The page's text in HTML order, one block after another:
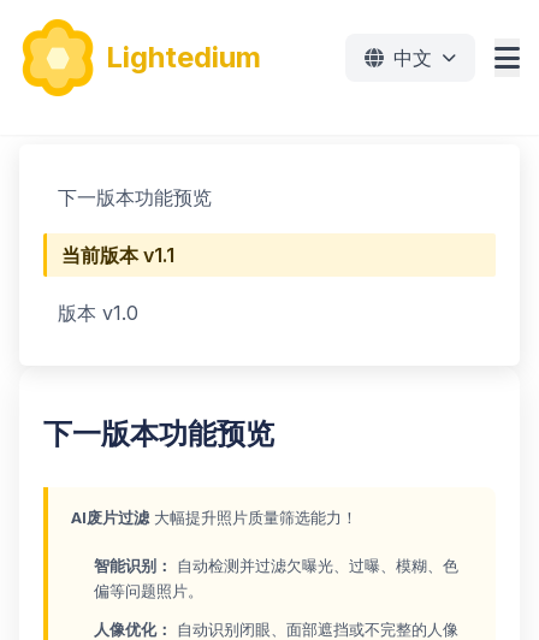
Lightedium 中文
价格
下一版本功能预览
当前版本 v1.1
版本 v1.0
下一版本功能预览
AI废片过滤大幅提升照片质量筛选能力！
智能识别：
自动检测并过滤欠曝光、过曝、模糊、色
偏等问题照片。
人像优化：
自动识别闭眼、面部遮挡或不完整的人像